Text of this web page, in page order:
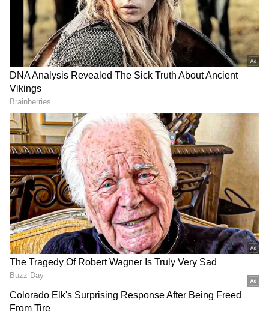
2
6
Image Credit :Asianet News
திண்டுக்கல்
ராஜதானிக்கோட்டை பகுதி, பள்ளப்பட்டி,